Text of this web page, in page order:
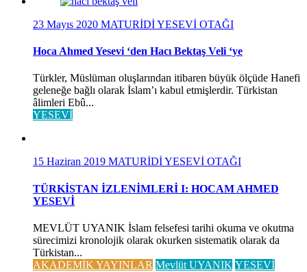
23 Mayıs 2020 MATURİDİ YESEVİ OTAĞI
Hoca Ahmed Yesevi ‘den Hacı Bektaş Veli ‘ye
Türkler, Müslüman oluşlarından itibaren büyük ölçüde Hanefi
geleneğe bağlı olarak İslam’ı kabul etmişlerdir. Türkistan
âlimleri Ebû...
YESEVİ
15 Haziran 2019 MATURİDİ YESEVİ OTAĞI
TÜRKİSTAN İZLENİMLERİ I: HOCAM AHMED
YESEVİ
MEVLÜT UYANIK İslam felsefesi tarihi okuma ve okutma
sürecimizi kronolojik olarak okurken sistematik olarak da
Türkistan...
AKADEMİK YAYINLAR Mevlüt UYANIK YESEVİ